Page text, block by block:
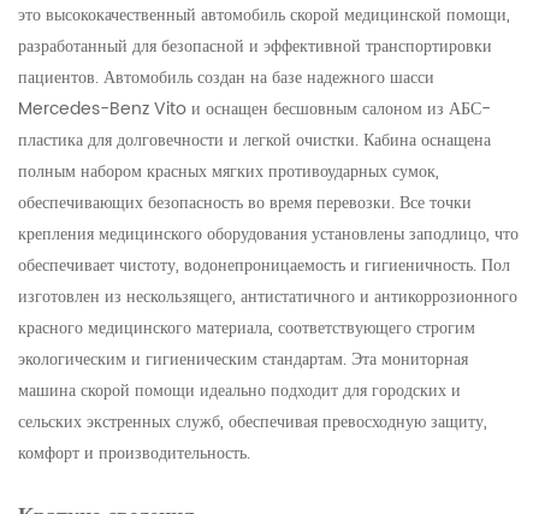
это высококачественный автомобиль скорой медицинской помощи,
разработанный для безопасной и эффективной транспортировки
пациентов. Автомобиль создан на базе надежного шасси
Mercedes-Benz Vito и оснащен бесшовным салоном из АБС-
пластика для долговечности и легкой очистки. Кабина оснащена
полным набором красных мягких противоударных сумок,
обеспечивающих безопасность во время перевозки. Все точки
крепления медицинского оборудования установлены заподлицо, что
обеспечивает чистоту, водонепроницаемость и гигиеничность. Пол
изготовлен из нескользящего, антистатичного и антикоррозионного
красного медицинского материала, соответствующего строгим
экологическим и гигиеническим стандартам. Эта мониторная
машина скорой помощи идеально подходит для городских и
сельских экстренных служб, обеспечивая превосходную защиту,
комфорт и производительность.